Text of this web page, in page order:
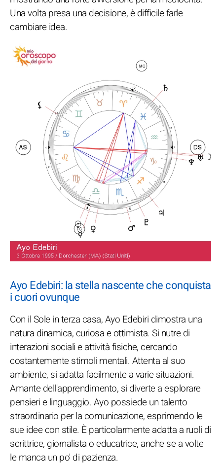
Una volta presa una decisione, è difficile farle
cambiare idea.
Ayo Edebiri: la stella nascente che conquista
i cuori ovunque
Con il Sole in terza casa, Ayo Edebiri dimostra una
natura dinamica, curiosa e ottimista. Si nutre di
interazioni sociali e attività fisiche, cercando
costantemente stimoli mentali. Attenta al suo
ambiente, si adatta facilmente a varie situazioni.
Amante dell'apprendimento, si diverte a esplorare
pensieri e linguaggio. Ayo possiede un talento
straordinario per la comunicazione, esprimendo le
sue idee con stile. È particolarmente adatta a ruoli di
scrittrice, giornalista o educatrice, anche se a volte
le manca un po' di pazienza.